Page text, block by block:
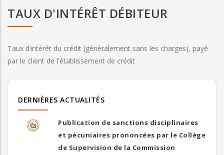
TAUX D'INTÉRÊT DÉBITEUR
Taux d’intérêt du crédit (généralement sans les charges), payé
par le client de l'établissement de crédit
DERNIÈRES ACTUALITÉS
Publication de sanctions disciplinaires
et pécuniaires prononcées par le Collège
de Supervision de la Commission